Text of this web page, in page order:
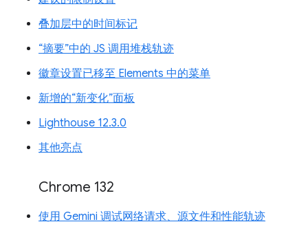
叠加层中的时间标记
“摘要”中的 JS 调用堆栈轨迹
徽章设置已移至 Elements 中的菜单
新增的“新变化”面板
Lighthouse 12.3.0
其他亮点
Chrome 132
使用 Gemini 调试网络请求、源文件和性能轨迹